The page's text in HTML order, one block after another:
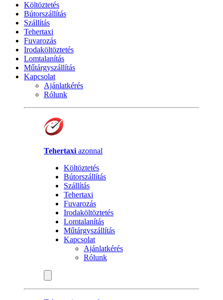
Költöztetés
Bútorszállítás
Szállítás
Tehertaxi
Fuvarozás
Irodaköltöztetés
Lomtalanítás
Műtárgyszállítás
Kapcsolat
Ajánlatkérés
Rólunk
Tehertaxi azonnal
Költöztetés
Bútorszállítás
Szállítás
Tehertaxi
Fuvarozás
Irodaköltöztetés
Lomtalanítás
Műtárgyszállítás
Kapcsolat
Ajánlatkérés
Rólunk